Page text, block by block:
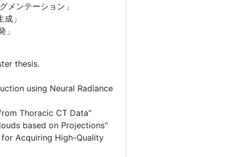
メンテーション」
」
thesis.
using Neural Radiance
Thoracic CT Data"
based on Projections"
Acquiring High-Quality